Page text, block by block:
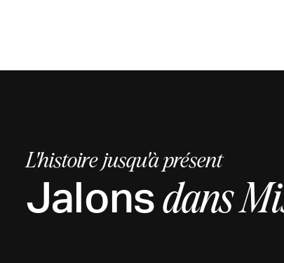
L'histoire jusqu'à présent
Jalonsdans